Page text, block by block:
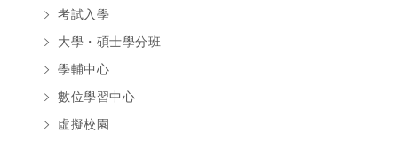
考試入學
大學・碩士學分班
學輔中心
數位學習中心
虛擬校園